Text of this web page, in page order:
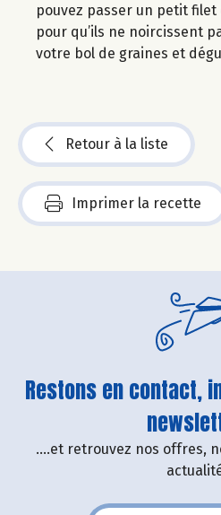
pouvez passer un petit
pour qu’ils ne noircissent
votre bol de graines et
Retour à la liste
Imprimer la recette
Restons en contact,
....et retrouvez nos offres,